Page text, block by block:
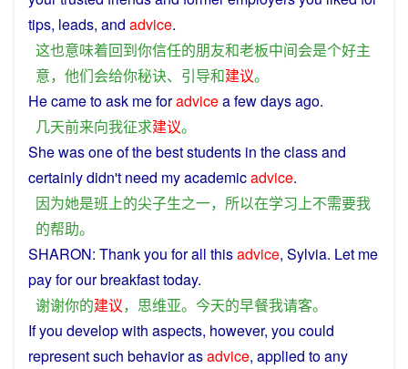
tips, leads, and advice.
这也意味着回到你信任的朋友和老板中间会是个好主
意， 他们会给你秘诀、 引导和建议。
Hecametoask meforadvicea fewdaysago.
几天前来向我征求建议。
Shewasoneof the beststudents in theclassand
certainly didn't need myacademicadvice.
因为她是班上的尖子生之一， 所以在学习上不需要我
的帮助。
SHARON: Thankyou for all thisadvice, Sylvia. Let me
payfor ourbreakfasttoday.
谢谢你的建议， 思维亚。 今天的早餐我请客。
Ifyou developwith aspects, however, you could
representsuch behaviorasadvice, applied toany